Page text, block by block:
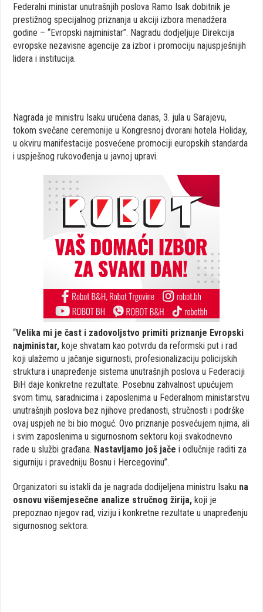
Federalni ministar unutrašnjih poslova Ramo Isak dobitnik je
prestižnog specijalnog priznanja u akciji izbora menadžera
godine – “Evropski najministar”. Nagradu dodjeljuje Direkcija
evropske nezavisne agencije za izbor i promociju najuspješnijih
lidera i institucija.
Nagrada je ministru Isaku uručena danas, 3. jula u Sarajevu,
tokom svečane ceremonije u Kongresnoj dvorani hotela Holiday,
u okviru manifestacije posvećene promociji europskih standarda
i uspješnog rukovođenja u javnoj upravi.
“Velika mi je čast i zadovoljstvo primiti priznanje Evropski
najministar, koje shvatam kao potvrdu da reformski put i rad
koji ulažemo u jačanje sigurnosti, profesionalizaciju policijskih
struktura i unapređenje sistema unutrašnjih poslova u Federaciji
BiH daje konkretne rezultate. Posebnu zahvalnost upućujem
svom timu, saradnicima i zaposlenima u Federalnom ministarstvu
unutrašnjih poslova bez njihove predanosti, stručnosti i podrške
ovaj uspjeh ne bi bio moguć. Ovo priznanje posvećujem njima, ali
i svim zaposlenima u sigurnosnom sektoru koji svakodnevno
rade u službi građana. Nastavljamo još jače i odlučnije raditi za
sigurniju i pravedniju Bosnu i Hercegovinu”.
Organizatori su istakli da je nagrada dodijeljena ministru Isaku na
osnovu višemjesečne analize stručnog žirija, koji je
prepoznao njegov rad, viziju i konkretne rezultate u unapređenju
sigurnosnog sektora.